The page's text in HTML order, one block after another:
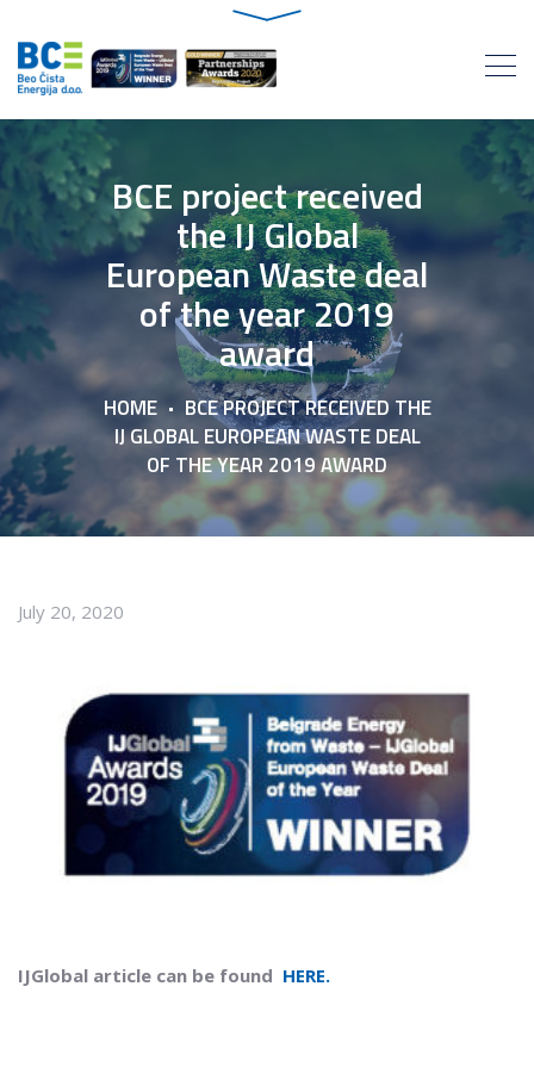
BCE project received
the IJ Global
European Waste deal
of the year 2019
award
HOME
BCE PROJECT RECEIVED THE
IJ GLOBAL EUROPEAN WASTE DEAL
OF THE YEAR 2019 AWARD
July 20, 2020
IJGlobal article can be found HERE.